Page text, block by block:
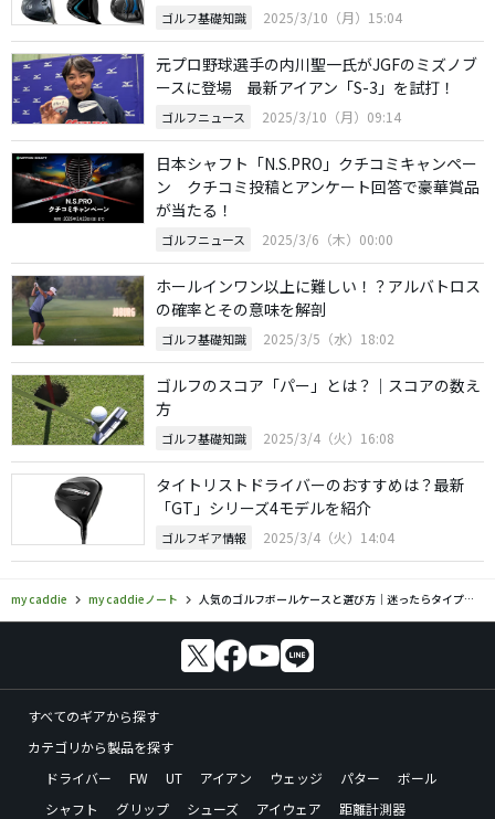
ゴルフ基礎知識 2025/3/10（月）15:04
元プロ野球選手の内川聖一氏がJGFのミズノブ
ースに登場 最新アイアン「S-3」を試打！
ゴルフニュース 2025/3/10（月）09:14
日本シャフト「N.S.PRO」クチコミキャンペー
ン クチコミ投稿とアンケート回答で豪華賞品
が当たる！
ゴルフニュース 2025/3/6（木）00:00
ホールインワン以上に難しい！？アルバトロス
の確率とその意味を解剖
ゴルフ基礎知識 2025/3/5（水）18:02
ゴルフのスコア「パー」とは？｜スコアの数え
方
ゴルフ基礎知識 2025/3/4（火）16:08
タイトリストドライバーのおすすめは？最新
「GT」シリーズ4モデルを紹介
ゴルフギア情報 2025/3/4（火）14:04
my caddie my caddieノート 人気のゴルフボールケースと選び方｜迷ったらタイプがおすすめ？
すべてのギアから探す
カテゴリから製品を探す
ドライバー
FW UT アイアン ウェッジ パター
ボール
シャフト
グリップ シューズ アイウェア
距離計測器